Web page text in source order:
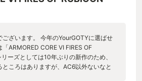
ざいます。 今年のYourGOTYに選ばせ
ARMORED CORE VI FIRES OF
ーズとしては10年ぶりの新作のため、
ころはありますが、AC6以外ないなと